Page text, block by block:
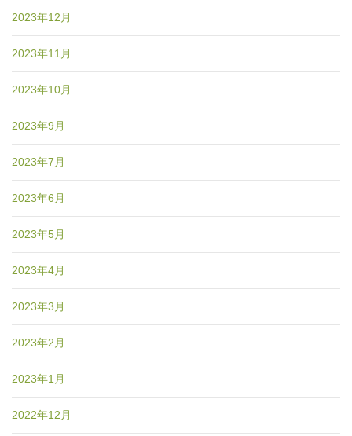
2023年12月
2023年11月
2023年10月
2023年9月
2023年7月
2023年6月
2023年5月
2023年4月
2023年3月
2023年2月
2023年1月
2022年12月